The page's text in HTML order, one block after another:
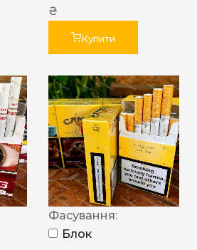
₴
Купити
Фасування:
Блок